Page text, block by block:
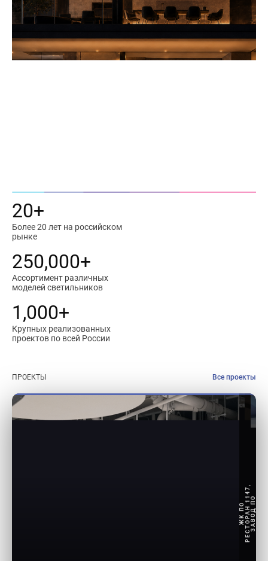
20+
Более 20 лет на российском
рынке
250,000+
Ассортимент различных
моделей светильников
1,000+
Крупных реализованных
проектов по всей России
ПРОЕКТЫ Все проекты
ЖК ПОРЕСТОРАН 1147,ЗАВОД ПО